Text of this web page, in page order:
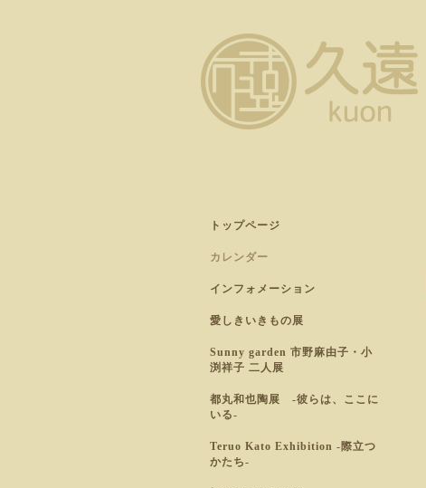
トップページ
カレンダー
インフォメーション
愛しきいきもの展
Sunny garden 市野麻由子・小
渕祥子 二人展
都丸和也陶展 -彼らは、ここに
いる-
Teruo Kato Exhibition -際立つ
かたち-